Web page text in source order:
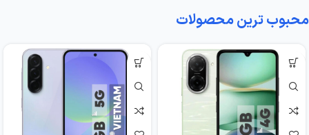
محبوب ترین محصولات